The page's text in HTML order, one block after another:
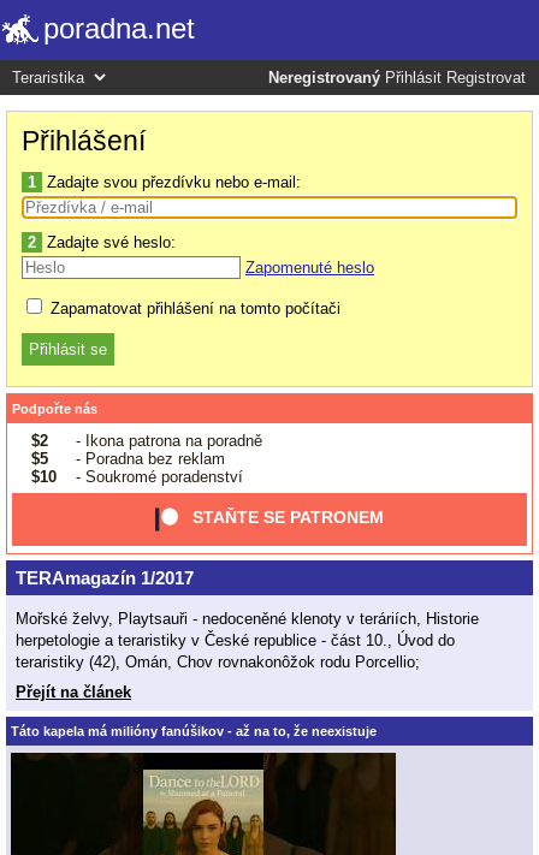
poradna.net
Neregistrovaný Přihlásit Registrovat
Přihlášení
1 Zadajte svou přezdívku nebo e-mail:
2 Zadajte své heslo:
Zapomenuté heslo
Zapamatovat přihlášení na tomto počítači
Podpořte nás
$2
- Ikona patrona na poradně
$5
- Poradna bez reklam
$10
- Soukromé poradenství
STAŇTE SE PATRONEM
TERAmagazín 1/2017
Mořské želvy, Playtsauři - nedoceněné klenoty v teráriích, Historie
herpetologie a teraristiky v České republice - část 10., Úvod do
teraristiky (42), Omán, Chov rovnakonôžok rodu Porcellio;
Přejít na článek
Táto kapela má milióny fanúšikov - až na to, že neexistuje